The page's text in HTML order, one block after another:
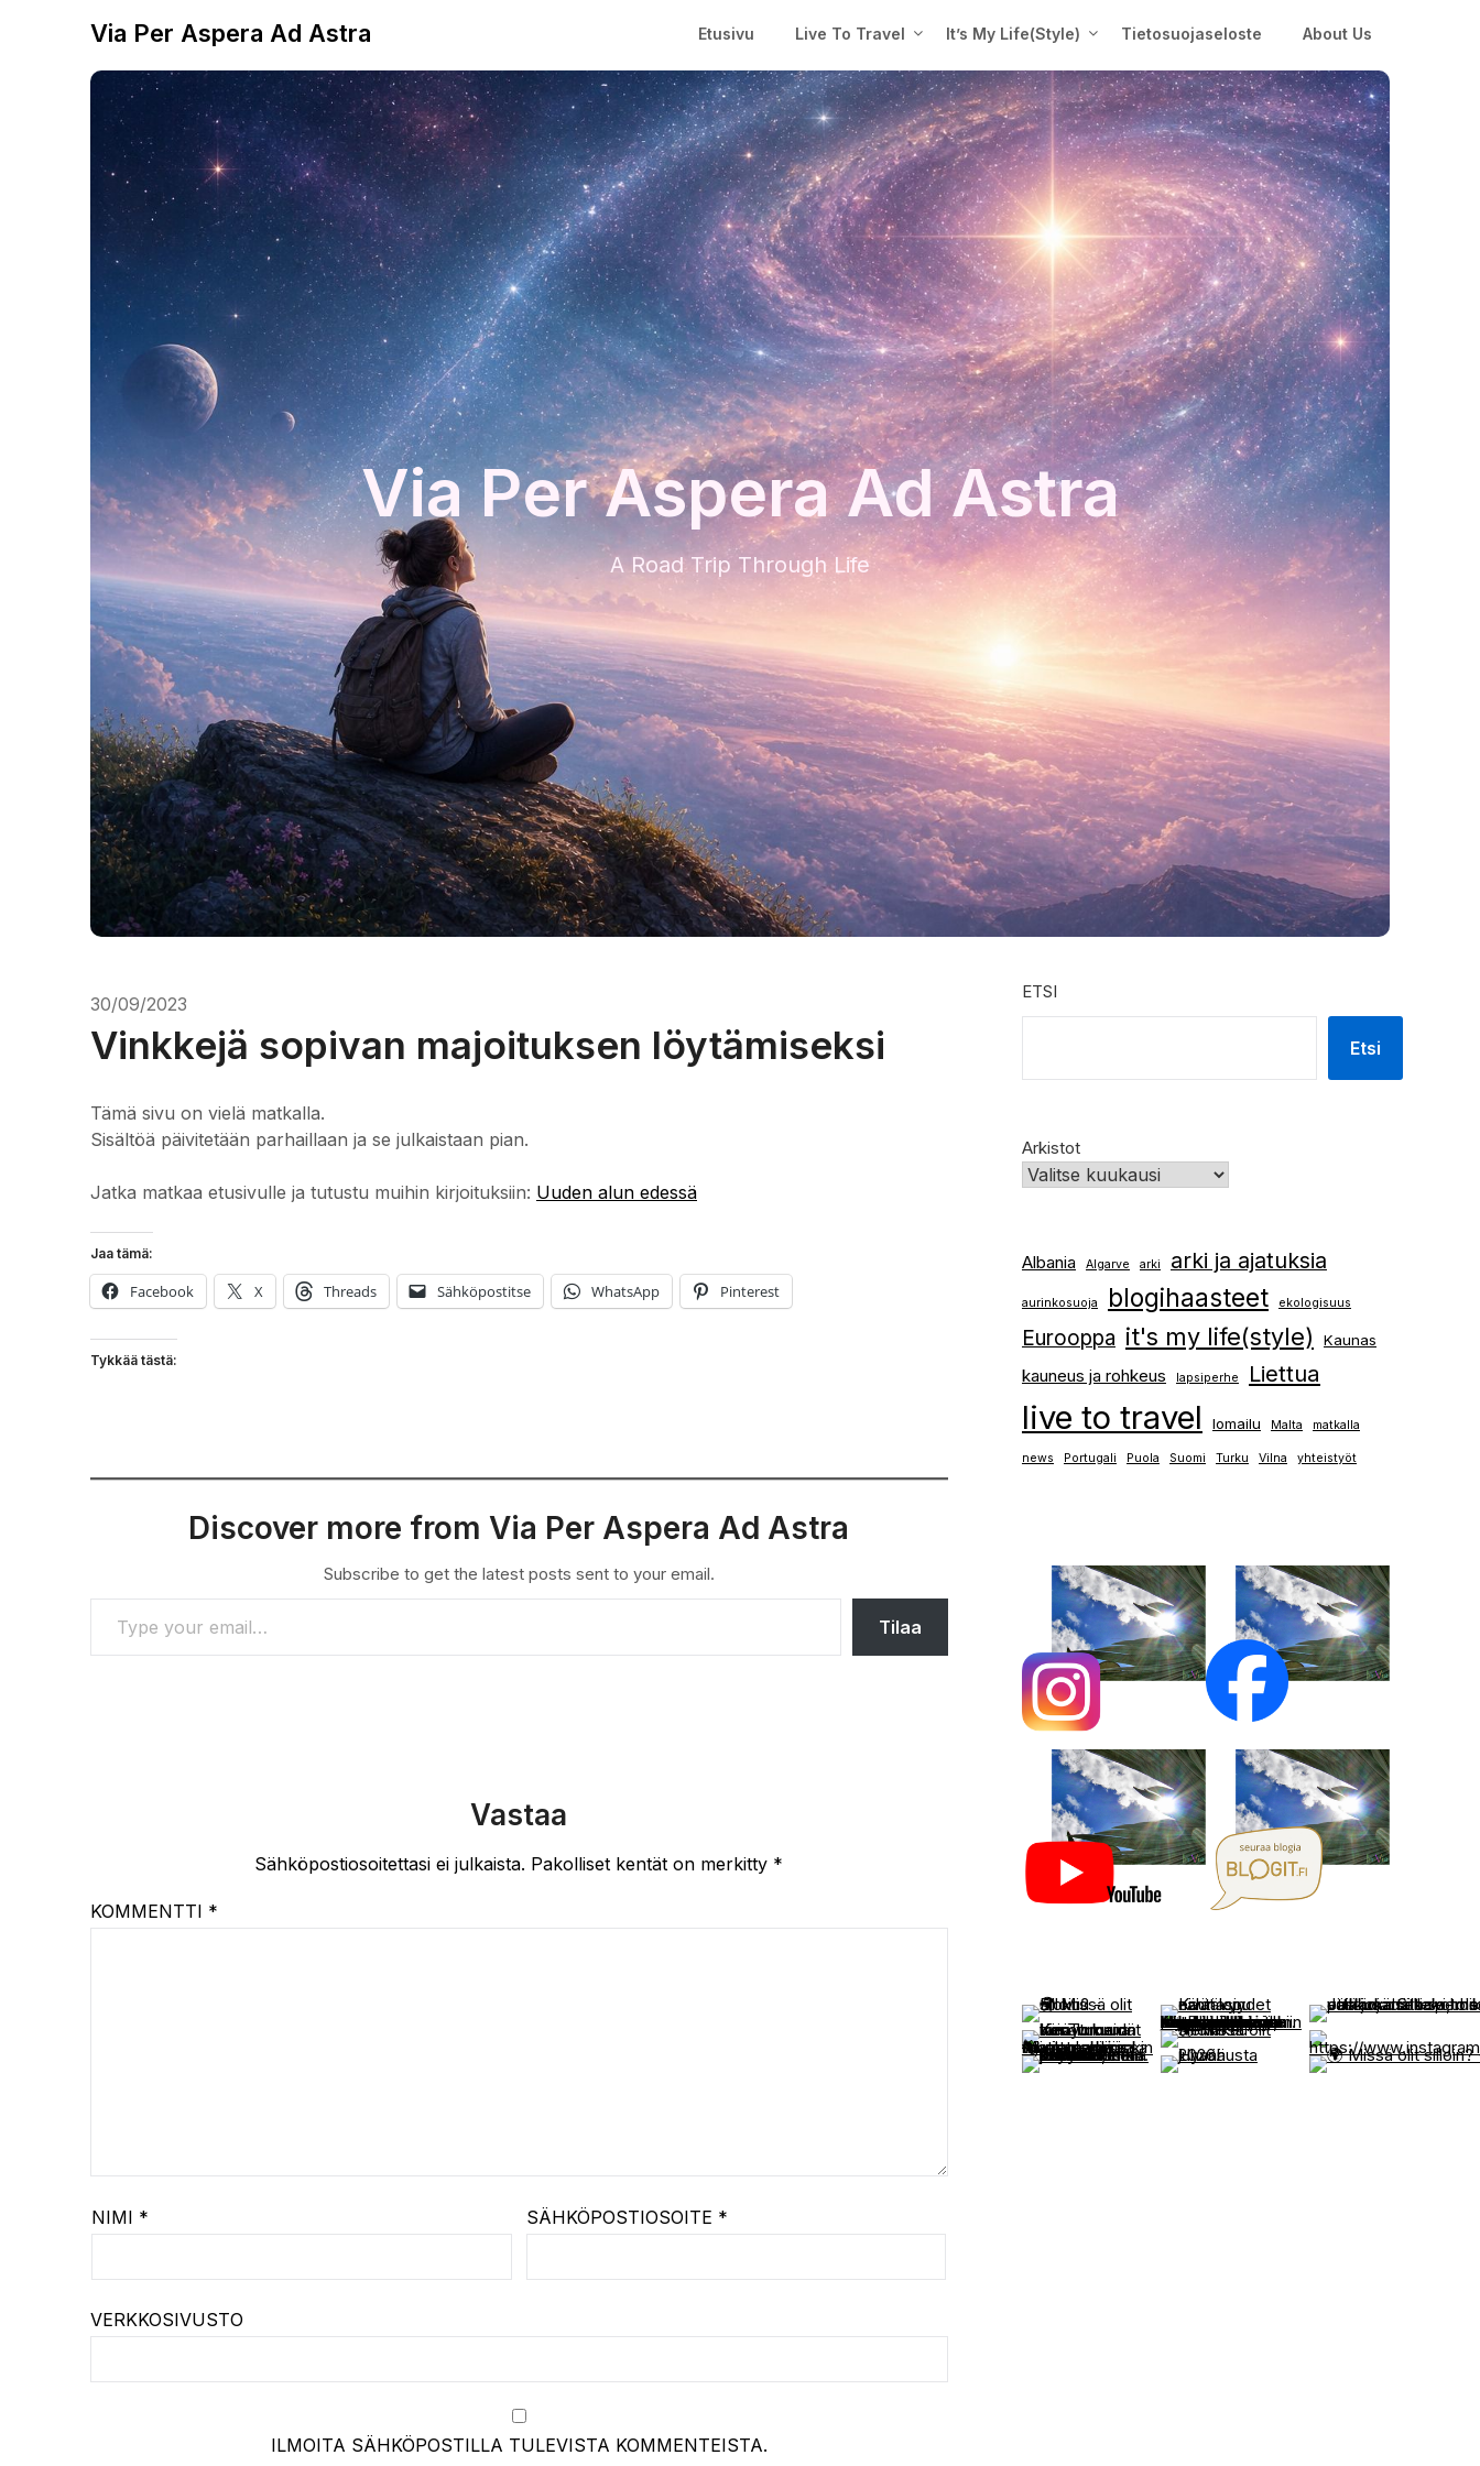
Via Per Aspera Ad Astra Etusivu Live To Travel It’s My Life(Style) Tietosuojaseloste About Us
Via Per Aspera Ad Astra
A Road Trip Through Life
30/09/2023
Vinkkejä sopivan majoituksen löytämiseksi
Tämä sivu on vielä matkalla.
Sisältöä päivitetään parhaillaan ja se julkaistaan pian.
Jatka matkaa etusivulle ja tutustu muihin kirjoituksiin: Uuden alun edessä
Jaa tämä:
Facebook X Threads Sähköpostitse WhatsApp Pinterest
Tykkää tästä:
Discover more from Via Per Aspera Ad Astra
Subscribe to get the latest posts sent to your email.
TYPE YOUR EMAIL…
Tilaa
Vastaa
Sähköpostiosoitettasi ei julkaista. Pakolliset kentät on merkitty *
KOMMENTTI *
NIMI * SÄHKÖPOSTIOSOITE *
VERKKOSIVUSTO
ILMOITA SÄHKÖPOSTILLA TULEVISTA KOMMENTEISTA.
ETSI
Etsi
Arkistot
Albania Algarve arki arki ja ajatuksia
aurinkosuoja blogihaasteet ekologisuus
Eurooppa it's my life(style) Kaunas
kauneus ja rohkeus lapsiperhe Liettua
live to travel lomailu Malta matkalla
news Portugali Puola Suomi Turku Vilna yhteistyöt